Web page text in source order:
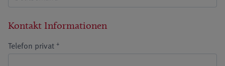
Kontakt Informationen
Telefon privat +